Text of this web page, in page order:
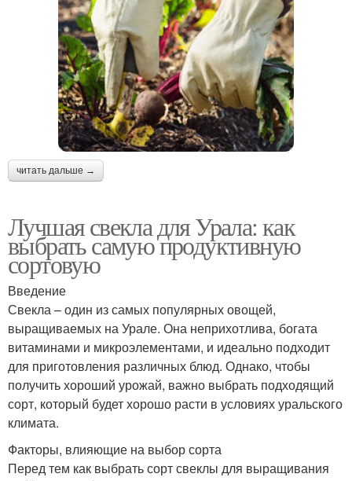
читать дальше →
Лучшая свекла для Урала: как
выбрать самую продуктивную
сортовую
Введение
Свекла – один из самых популярных овощей,
выращиваемых на Урале. Она неприхотлива, богата
витаминами и микроэлементами, и идеально подходит
для приготовления различных блюд. Однако, чтобы
получить хороший урожай, важно выбрать подходящий
сорт, который будет хорошо расти в условиях уральского
климата.
Факторы, влияющие на выбор сорта
Перед тем как выбрать сорт свеклы для выращивания